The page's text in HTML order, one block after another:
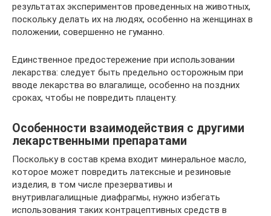
результатах экспериментов проведенных на животных,
поскольку делать их на людях, особенно на женщинах в
положении, совершенно не гуманно.
Единственное предостережение при использовании
лекарства: следует быть предельно осторожным при
вводе лекарства во влагалище, особенно на поздних
сроках, чтобы не повредить плаценту.
Особенности взаимодействия с другими
лекарственными препаратами
Поскольку в состав крема входит минеральное масло,
которое может повредить латексные и резиновые
изделия, в том числе презервативы и
внутривлагалищные диафрагмы, нужно избегать
использования таких контрацептивных средств в